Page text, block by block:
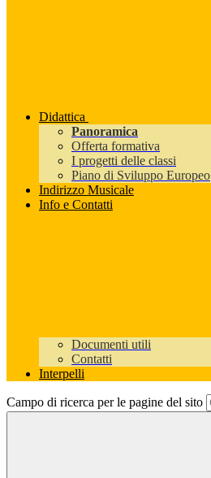
Didattica
Panoramica
Offerta formativa
I progetti delle classi
Piano di Sviluppo Europeo
Indirizzo Musicale
Info e Contatti
Documenti utili
Contatti
Interpelli
Campo di ricerca per le pagine del sito